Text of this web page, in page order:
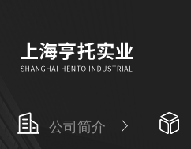
公司简介